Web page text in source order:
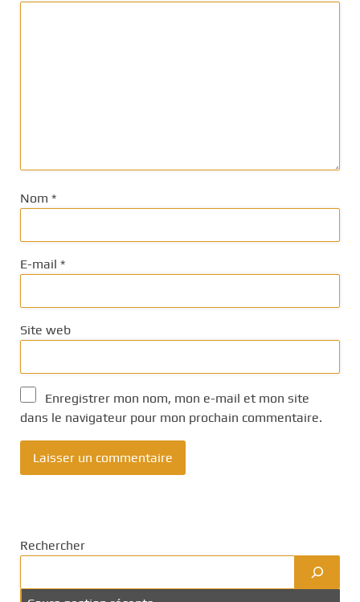
Nom *
E-mail *
Site web
Enregistrer mon nom, mon e-mail et mon site
dans le navigateur pour mon prochain commentaire.
Rechercher